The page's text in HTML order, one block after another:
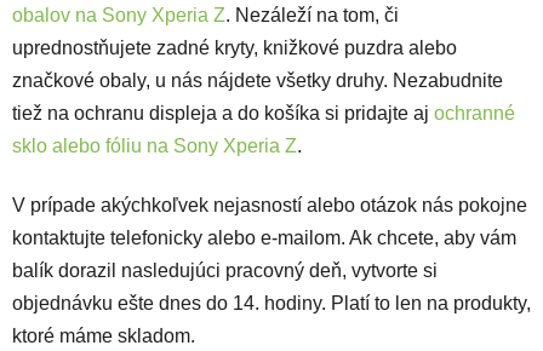
obalov na Sony Xperia Z. Nezáleží na tom, či
uprednostňujete zadné kryty, knižkové puzdra alebo
značkové obaly, u nás nájdete všetky druhy. Nezabudnite
tiež na ochranu displeja a do košíka si pridajte aj ochranné
sklo alebo fóliu na Sony Xperia Z.
V prípade akýchkoľvek nejasností alebo otázok nás pokojne
kontaktujte telefonicky alebo e-mailom. Ak chcete, aby vám
balík dorazil nasledujúci pracovný deň, vytvorte si
objednávku ešte dnes do 14. hodiny. Platí to len na produkty,
ktoré máme skladom.